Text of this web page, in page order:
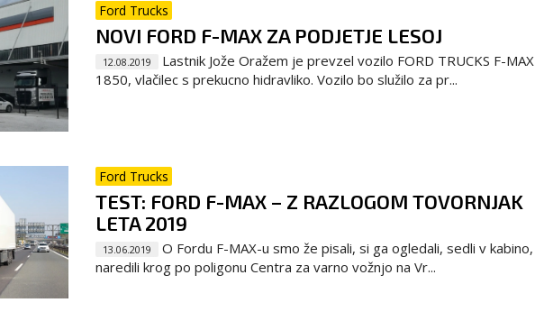
Ford Trucks
NOVI FORD F-MAX ZA PODJETJE LESOJ
12.08.2019
Lastnik Jože Oražem je prevzel vozilo FORD TRUCKS F-MAX
1850, vlačilec s prekucno hidravliko. Vozilo bo služilo za pr...
Ford Trucks
TEST: FORD F-MAX – Z RAZLOGOM TOVORNJAK
LETA 2019
13.06.2019
O Fordu F-MAX-u smo že pisali, si ga ogledali, sedli v kabino,
naredili krog po poligonu Centra za varno vožnjo na Vr...